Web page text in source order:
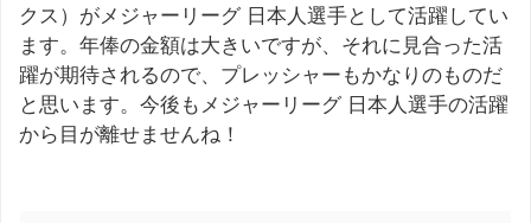
クス）がメジャーリーグ 日本人選手として活躍してい
ます。年俸の金額は大きいですが、それに見合った活
躍が期待されるので、プレッシャーもかなりのものだ
と思います。今後もメジャーリーグ 日本人選手の活躍
から目が離せませんね！